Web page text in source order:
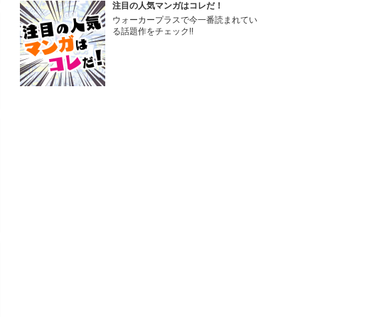
注目の人気マンガはコレだ！
ウォーカープラスで今一番読まれてい
る話題作をチェック!!